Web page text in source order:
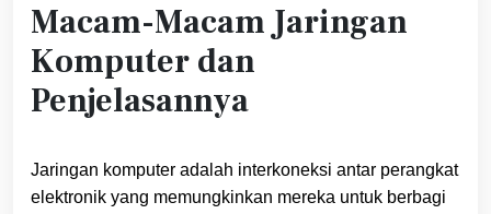
Macam-Macam Jaringan
Komputer dan
Penjelasannya
Jaringan komputer adalah interkoneksi antar perangkat
elektronik yang memungkinkan mereka untuk berbagi